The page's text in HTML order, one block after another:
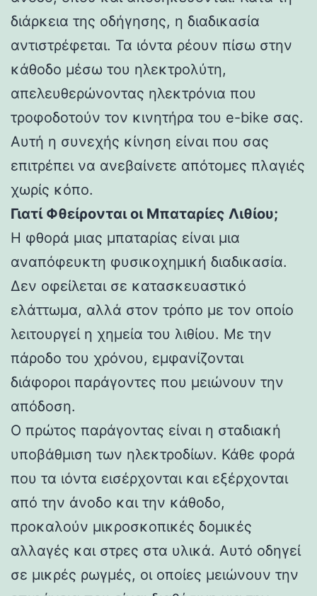
διάρκεια της οδήγησης, η διαδικασία
αντιστρέφεται. Τα ιόντα ρέουν πίσω στην
κάθοδο μέσω του ηλεκτρολύτη,
απελευθερώνοντας ηλεκτρόνια που
τροφοδοτούν τον κινητήρα του e-bike σας.
Αυτή η συνεχής κίνηση είναι που σας
επιτρέπει να ανεβαίνετε απότομες πλαγιές
χωρίς κόπο.
Γιατί Φθείρονται οι Μπαταρίες Λιθίου;
Η φθορά μιας μπαταρίας είναι μια
αναπόφευκτη φυσικοχημική διαδικασία.
Δεν οφείλεται σε κατασκευαστικό
ελάττωμα, αλλά στον τρόπο με τον οποίο
λειτουργεί η χημεία του λιθίου. Με την
πάροδο του χρόνου, εμφανίζονται
διάφοροι παράγοντες που μειώνουν την
απόδοση.
Ο πρώτος παράγοντας είναι η σταδιακή
υποβάθμιση των ηλεκτροδίων. Κάθε φορά
που τα ιόντα εισέρχονται και εξέρχονται
από την άνοδο και την κάθοδο,
προκαλούν μικροσκοπικές δομικές
αλλαγές και στρες στα υλικά. Αυτό οδηγεί
σε μικρές ρωγμές, οι οποίες μειώνουν την